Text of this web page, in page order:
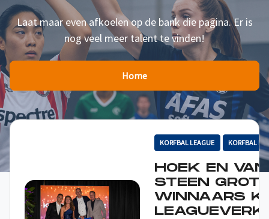
Laat maar even afkoelen op de bank die pagina. Er is
nog veel meer talent te vinden!
Home
KORFBAL LEAGUE KORFBAL
HOEK EN VAN
STEEN
WINNAARS